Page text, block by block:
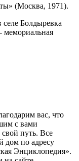
(Москва, 1971).
Болдыревка
мемориальная
вас, что
с вами
путь. Все
дом по адресу
Энциклопедия».